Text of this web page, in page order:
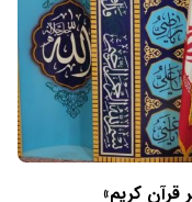
قرآن کریم»